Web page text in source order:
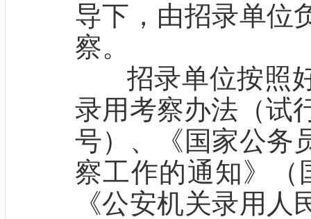
导下，由招录单位
察。
招录单位按照好
录用考察办法（试
号）、《国家公务
察工作的通知》（
《公安机关录用